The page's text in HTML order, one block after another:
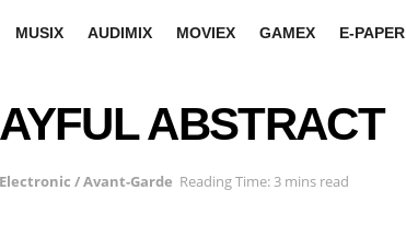
MUSIX AUDIMIX MOVIEX GAMEX E-PAPER
ABSTRACT
Electronic / Avant-Garde Reading Time: 3 mins read